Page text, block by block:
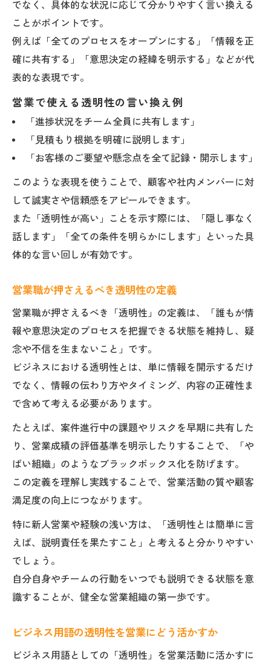
でなく、具体的な状況に応じて分かりやすく言い換える
ことがポイントです。
例えば「全てのプロセスをオープンにする」「情報を正
確に共有する」「意思決定の経緯を明示する」などが代
表的な表現です。
営業で使える透明性の言い換え例
「進捗状況をチーム全員に共有します」
「見積もり根拠を明確に説明します」
「お客様のご要望や懸念点を全て記録・開示します」
このような表現を使うことで、顧客や社内メンバーに対
して誠実さや信頼感をアピールできます。
また「透明性が高い」ことを示す際には、「隠し事なく
話します」「全ての条件を明らかにします」といった具
体的な言い回しが有効です。
営業職が押さえるべき透明性の定義
営業職が押さえるべき「透明性」の定義は、「誰もが情
報や意思決定のプロセスを把握できる状態を維持し、疑
念や不信を生まないこと」です。
ビジネスにおける透明性とは、単に情報を開示するだけ
でなく、情報の伝わり方やタイミング、内容の正確性ま
で含めて考える必要があります。
たとえば、案件進行中の課題やリスクを早期に共有した
り、営業成績の評価基準を明示したりすることで、「や
ばい組織」のようなブラックボックス化を防げます。
この定義を理解し実践することで、営業活動の質や顧客
満足度の向上につながります。
特に新人営業や経験の浅い方は、「透明性とは簡単に言
えば、説明責任を果たすこと」と考えると分かりやすい
でしょう。
自分自身やチームの行動をいつでも説明できる状態を意
識することが、健全な営業組織の第一歩です。
ビジネス用語の透明性を営業にどう活かすか
ビジネス用語としての「透明性」を営業活動に活かすに